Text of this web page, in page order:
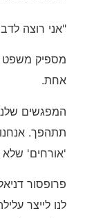
"אני רוצה
מספיק משפט
אחת.
המפגשים
תתהפך.
'אורחים' שלא
פרופסור
לנו לייצר